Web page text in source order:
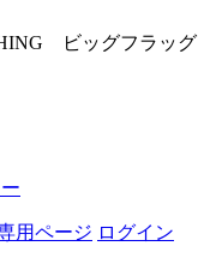
ビッグフラッグ
用ページ ログイン